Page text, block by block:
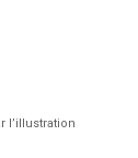
l’illustration